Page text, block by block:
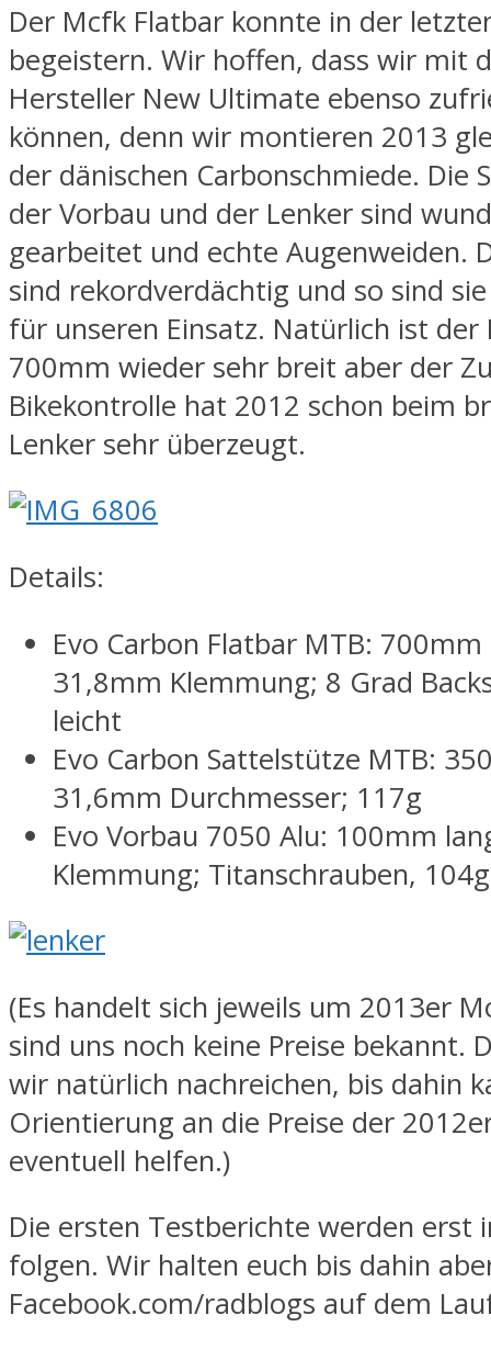
Der Mcfk Flatbar konnte in der
begeistern. Wir hoffen, dass wir mit
Hersteller New Ultimate ebenso
können, denn wir montieren 2013
der dänischen Carbonschmiede. Die
der Vorbau und der Lenker sind
gearbeitet und echte Augenweiden.
sind rekordverdächtig und so sind
für unseren Einsatz. Natürlich ist der
700mm wieder sehr breit aber der
Bikekontrolle hat 2012 schon beim
Lenker sehr überzeugt.
Details:
Evo Carbon Flatbar MTB:
31,8mm Klemmung; 8 Grad
leicht
Evo Carbon Sattelstütze MTB:
31,6mm Durchmesser; 117g
Evo Vorbau 7050 Alu: 100mm
Klemmung; Titanschrauben, 104g
(Es handelt sich jeweils um 2013er
sind uns noch keine Preise bekannt.
wir natürlich nachreichen, bis dahin
Orientierung an die Preise der
eventuell helfen.)
Die ersten Testberichte werden erst
folgen. Wir halten euch bis dahin
Facebook.com/radblogs auf dem